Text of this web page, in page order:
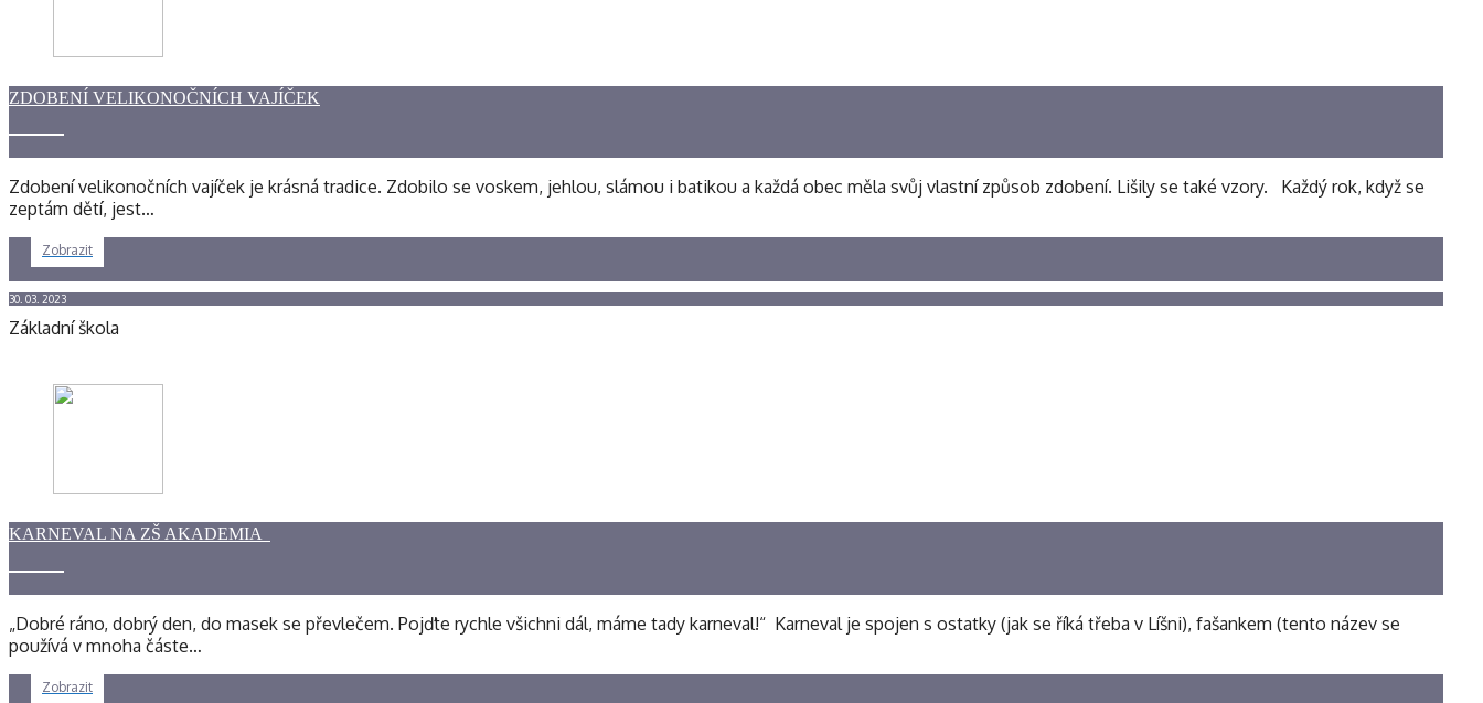
ZDOBENÍ VELIKONOČNÍCH VAJÍČEK
Zdobení velikonočních vajíček je krásná tradice. Zdobilo se voskem, jehlou, slámou i batikou a každá obec měla svůj vlastní způsob zdobení. Lišily se také vzory. Každý rok, když se
zeptám dětí, jest…
Zobrazit
30. 03. 2023
Základní škola
KARNEVAL NA ZŠ AKADEMIA
„Dobré ráno, dobrý den, do masek se převlečem. Pojďte rychle všichni dál, máme tady karneval!“ Karneval je spojen s ostatky (jak se říká třeba v Líšni), fašankem (tento název se
používá v mnoha částe…
Zobrazit